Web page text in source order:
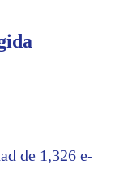
de 1,326 e-